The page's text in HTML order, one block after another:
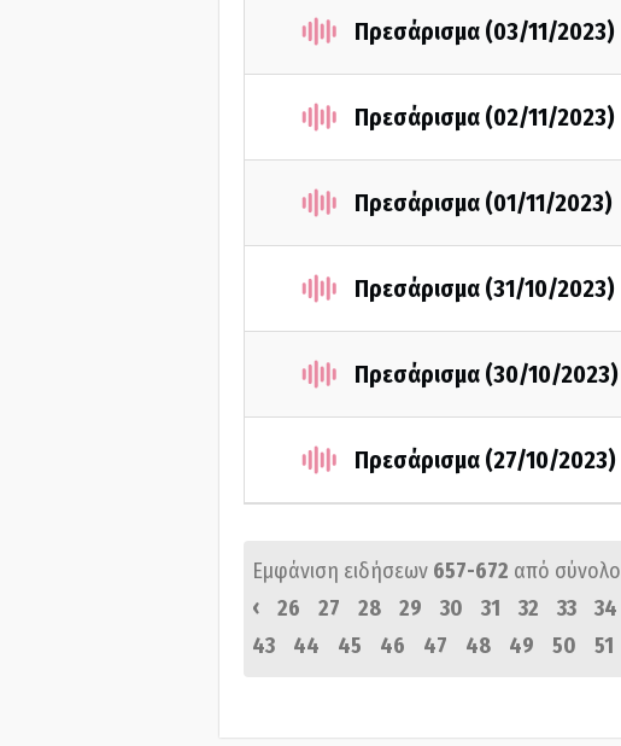
Πρεσάρισμα (03/11/2023)
Πρεσάρισμα (02/11/2023)
Πρεσάρισμα (01/11/2023)
Πρεσάρισμα (31/10/2023)
Πρεσάρισμα (30/10/2023)
Πρεσάρισμα (27/10/2023)
Εμφάνιση ειδήσεων 657-672 από σύνολο
‹
26 27 28 29 30 31 32 33 34
43
44 45 46 47 48 49 50 51